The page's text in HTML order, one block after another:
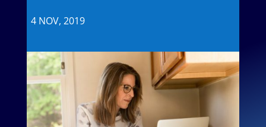
4 NOV, 2019